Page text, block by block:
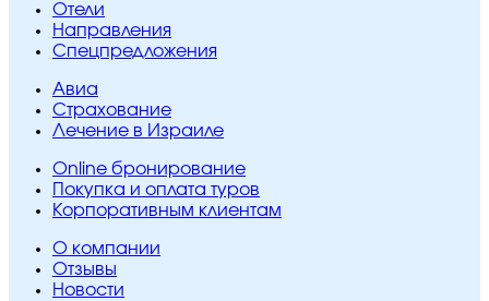
Отели
Направления
Спецпредложения
Авиа
Страхование
Лечение в Израиле
Online бронирование
Покупка и оплата туров
Корпоративным клиентам
O компании
Отзывы
Новости